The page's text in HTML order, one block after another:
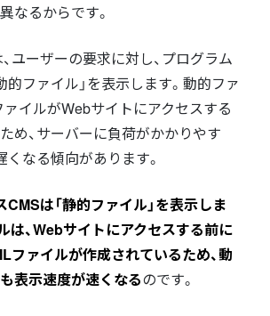
なるからです。
ユーザーの要求に対し、プログラム
的ファイル」を表示します。動的ファ
ァイルがWebサイトにアクセスする
め、サーバーに負荷がかかりやす
くなる傾向があります。
CMSは「静的ファイル」を表示しま
は、Webサイトにアクセスする前に
ファイルが作成されているため、動
表示速度が速くなるのです。